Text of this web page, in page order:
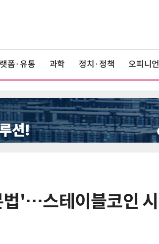
폼·유통 과학 정치·정책 오피니언
'…스테이블코인 시
6 단독 보험 소비자 개인정보 유출 막